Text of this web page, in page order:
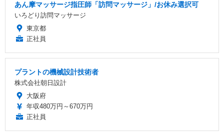
あん摩マッサージ指圧師「訪問マッサージ」/お休み選択可
いろどり訪問マッサージ
東京都
正社員
プラントの機械設計技術者
株式会社朝日設計
大阪府
年収480万円～670万円
正社員